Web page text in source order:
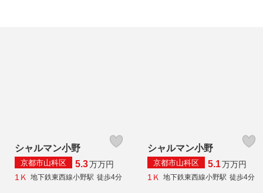
シャルマン小野
京都市山科区 5.3万万円
1Ｋ
地下鉄東西線小野駅 徒歩4分
シャルマン小野
京都市山科区 5.1万万円
1Ｋ
地下鉄東西線小野駅 徒歩4分